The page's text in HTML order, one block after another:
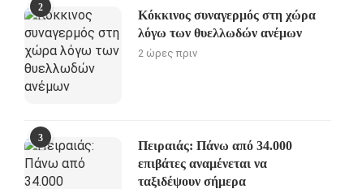
2
Κόκκινος συναγερμός στη χώρα
λόγω των θυελλωδών ανέμων
2 ώρες πριν
3
Πειραιάς: Πάνω από 34.000
επιβάτες αναμένεται να
ταξιδέψουν σήμερα